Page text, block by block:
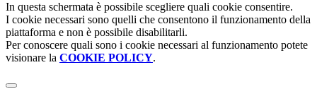
In questa schermata è possibile scegliere quali cookie consentire.
I cookie necessari sono quelli che consentono il funzionamento della
piattaforma e non è possibile disabilitarli.
Per conoscere quali sono i cookie necessari al funzionamento potete
visionare la COOKIE POLICY.